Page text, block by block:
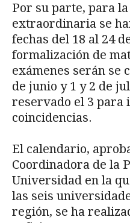
Por su parte, para
extraordinaria se
fechas del 18 al 24
formalización de
exámenes serán se
de junio y 1 y 2 de
reservado el 3 para
coincidencias.
El calendario,
Coordinadora de la
Universidad en la
las seis
región, se ha